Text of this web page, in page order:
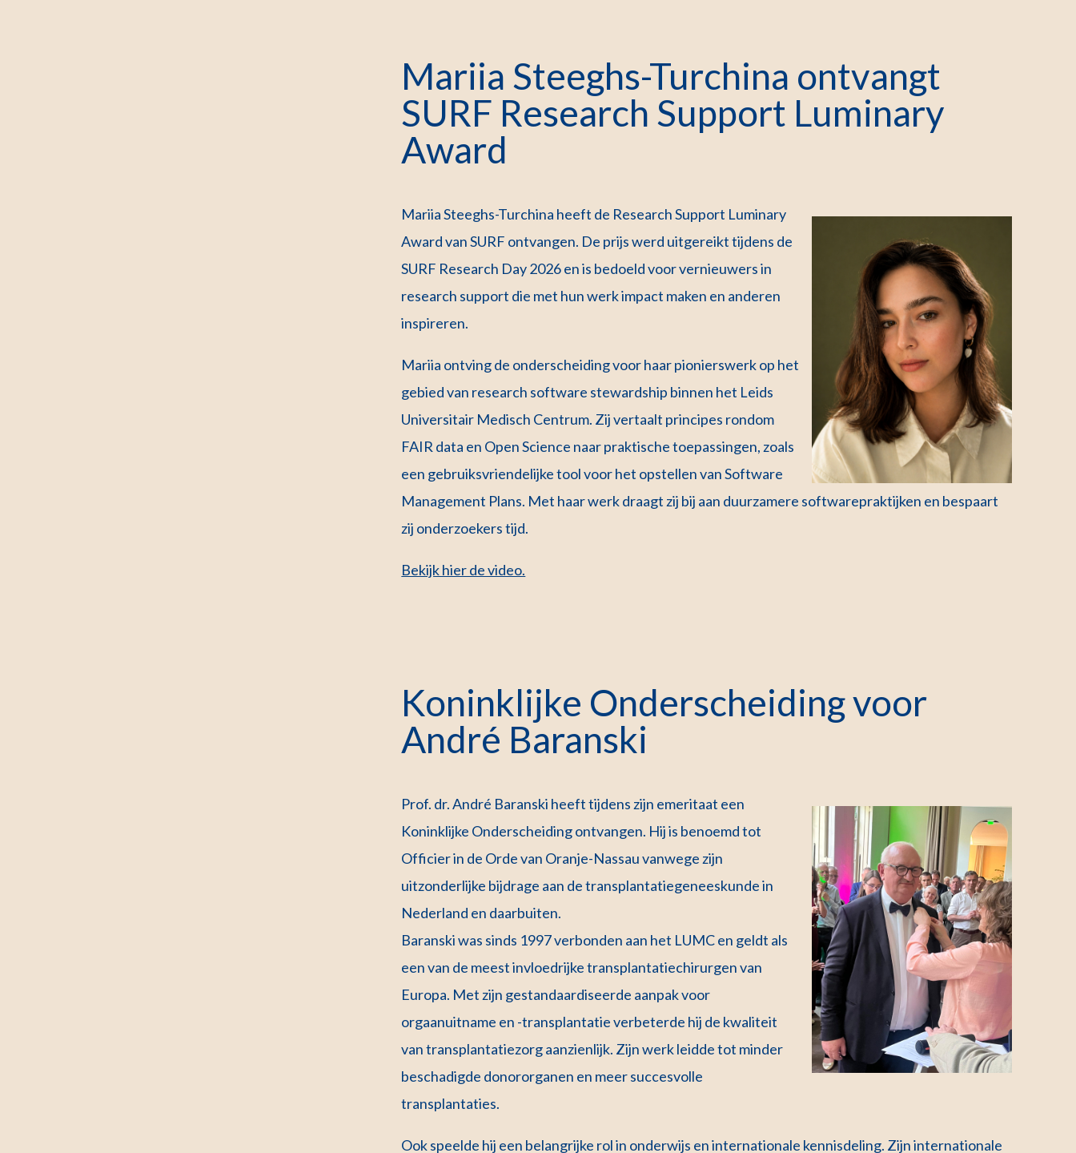
Mariia Steeghs-Turchina ontvangt
SURF Research Support Luminary
Award
Mariia Steeghs-Turchina heeft de Research Support Luminary
Award van SURF ontvangen. De prijs werd uitgereikt tijdens de
SURF Research Day 2026 en is bedoeld voor vernieuwers in
research support die met hun werk impact maken en anderen
inspireren.
Mariia ontving de onderscheiding voor haar pionierswerk op het
gebied van research software stewardship binnen het Leids
Universitair Medisch Centrum. Zij vertaalt principes rondom
FAIR data en Open Science naar praktische toepassingen, zoals
een gebruiksvriendelijke tool voor het opstellen van Software
Management Plans. Met haar werk draagt zij bij aan duurzamere softwarepraktijken en bespaart
zij onderzoekers tijd.
Bekijk hier de video.
Koninklijke Onderscheiding voor
André Baranski
Prof. dr. André Baranski heeft tijdens zijn emeritaat een
Koninklijke Onderscheiding ontvangen. Hij is benoemd tot
Officier in de Orde van Oranje-Nassau vanwege zijn
uitzonderlijke bijdrage aan de transplantatiegeneeskunde in
Nederland en daarbuiten.
Baranski was sinds 1997 verbonden aan het LUMC en geldt als
een van de meest invloedrijke transplantatiechirurgen van
Europa. Met zijn gestandaardiseerde aanpak voor
orgaanuitname en -transplantatie verbeterde hij de kwaliteit
van transplantatiezorg aanzienlijk. Zijn werk leidde tot minder
beschadigde donororganen en meer succesvolle
transplantaties.
Ook speelde hij een belangrijke rol in onderwijs en internationale kennisdeling. Zijn internationale